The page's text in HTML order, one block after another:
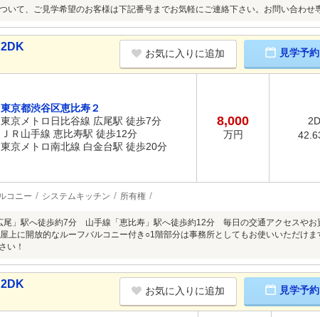
いて、ご見学希望のお客様は下記番号までお気軽にご連絡下さい。お問い合わ
お気に入りに追加 見学予
東京都渋谷区恵比寿２
東京メトロ日比谷線 広尾駅 徒歩7分
ＪＲ山手線 恵比寿駅 徒歩12分
東京メトロ南北線 白金台駅 徒歩20分
8,000
万円
コニー システムキッチン 所有権
尾」駅へ徒歩約7分 山手線「恵比寿」駅へ徒歩約12分 毎日の交通アクセスやお
上に開放的なルーフバルコニー付き○1階部分は事務所としてもお使いいただけ
い！
お気に入りに追加 見学予